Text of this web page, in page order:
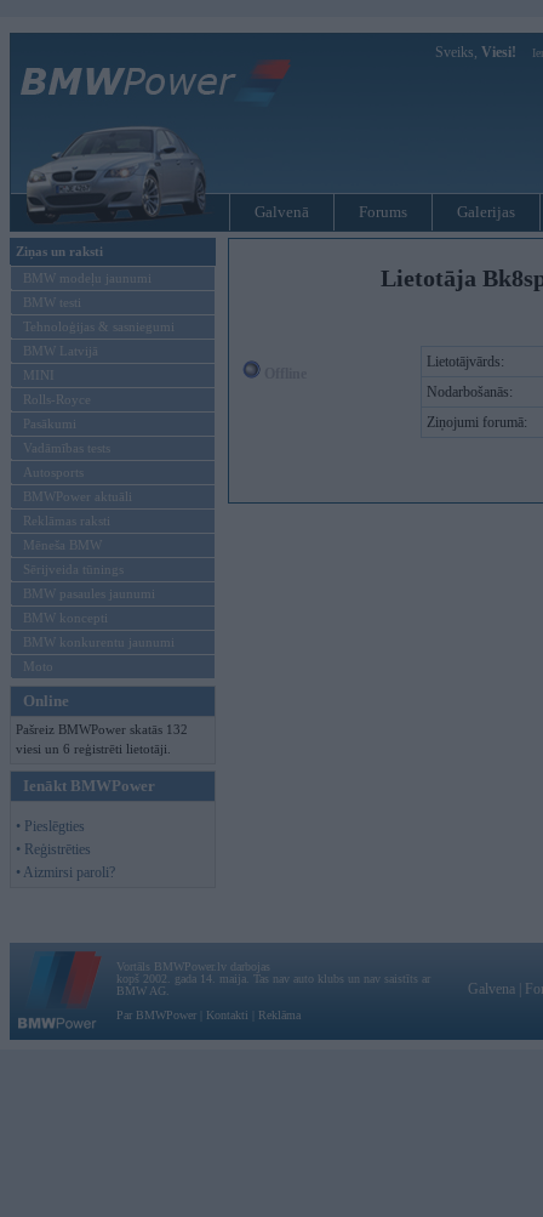
Sveiks, Viesi!
Galvenā Forums Galerijas
Ziņas un raksti
BMW modeļu jaunumi
BMW testi
Tehnoloģijas & sasniegumi
BMW Latvijā
MINI
Rolls-Royce
Pasākumi
Vadāmības tests
Autosports
BMWPower aktuāli
Reklāmas raksti
Mēneša BMW
Sērijveida tūnings
BMW pasaules jaunumi
BMW koncepti
BMW konkurentu jaunumi
Moto
Online
Pašreiz BMWPower skatās 132
viesi un 6 reģistrēti lietotāji.
Ienākt BMWPower
• Pieslēgties
• Reģistrēties
• Aizmirsi paroli?
Lietotāja
Lietotājvārds:
Nodarbošanās:
Ziņojumi forumā:
Vortāls BMWPower.lv darbojas
kopš 2002. gada 14. maija. Tas nav auto klubs un nav saistīts ar
BMW AG.
Par BMWPower
Kontakti Reklāma
Galvena